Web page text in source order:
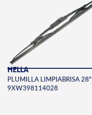
HELLA
PLUMILLA LIMPIABRISA 28"
9XW398114028